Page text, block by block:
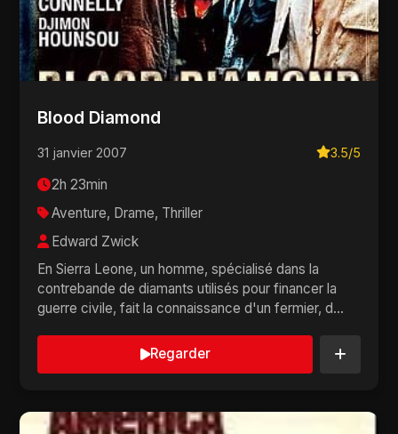
Blood Diamond
31 janvier 2007 3.5/5
2h 23min
Aventure, Drame, Thriller
Edward Zwick
En Sierra Leone, un homme, spécialisé dans la
contrebande de diamants utilisés pour financer la
guerre civile, fait la connaissance d'un fermier, d...
Regarder